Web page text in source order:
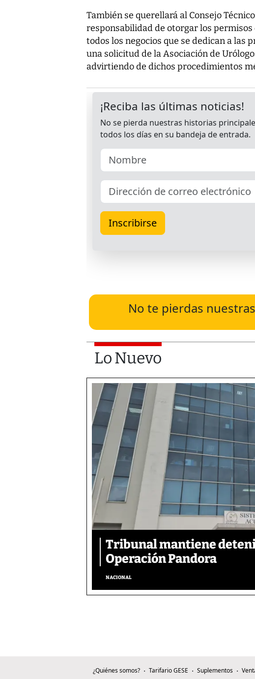
También se querellará al Consejo
responsabilidad de otorgar los
todos los negocios que se dedican a las
una solicitud de la Asociación de
advirtiendo de dichos procedimientos
No te pierdas
Lo Nuevo
Tribunal mantiene
Operación Pandora
NACIONAL
¿Quiénes somos? Tarifario GESE Suplementos